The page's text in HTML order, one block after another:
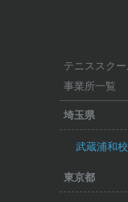
テニススク
事業所一覧
埼玉県
武蔵浦和校
東京都